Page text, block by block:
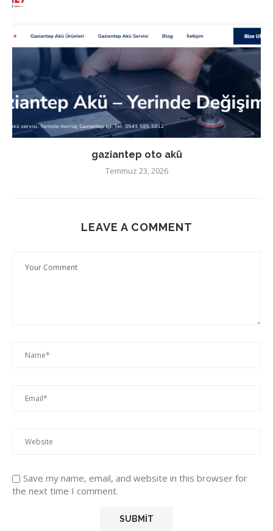
gaziantep oto akü
Temmuz 23, 2026
LEAVE A COMMENT
Save my name, email, and website in this browser for
the next time I comment.